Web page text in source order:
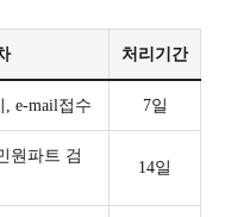
처리기간
e-mail접수 7일
원파트 검
14일